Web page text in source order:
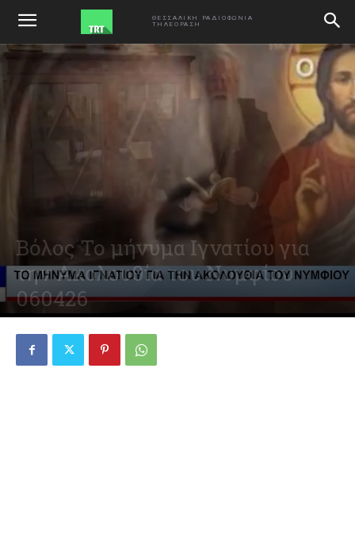
ΘΕΣΣΑΛΙΚΗ ΡΑΔΙΟΦΩΝΙΑ
ΤΗΛΕΟΡΑΣΗ
ΑΡΧΙΚΗ
Βόλος Το μήνυμα Ιγνατίου για
την Ακολουθία του Νυμφίου
060426